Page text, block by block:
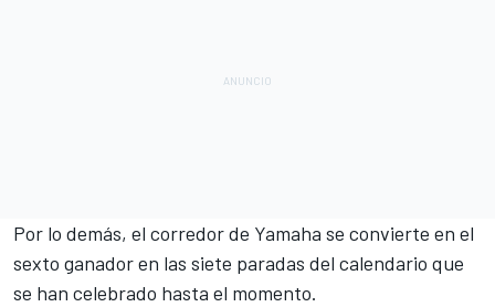
Por lo demás, el corredor de Yamaha se convierte en el
sexto ganador en las siete paradas del calendario que
se han celebrado hasta el momento.